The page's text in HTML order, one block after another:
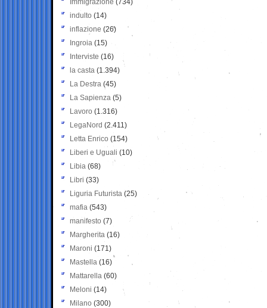
Immigrazione (734)
indulto (14)
inflazione (26)
Ingroia (15)
Interviste (16)
la casta (1.394)
La Destra (45)
La Sapienza (5)
Lavoro (1.316)
LegaNord (2.411)
Letta Enrico (154)
Liberi e Uguali (10)
Libia (68)
Libri (33)
Liguria Futurista (25)
mafia (543)
manifesto (7)
Margherita (16)
Maroni (171)
Mastella (16)
Mattarella (60)
Meloni (14)
Milano (300)